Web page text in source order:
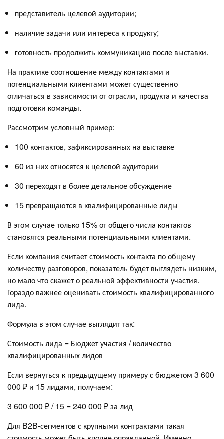
представитель целевой аудитории;
наличие задачи или интереса к продукту;
готовность продолжить коммуникацию после выставки.
На практике соотношение между контактами и
потенциальными клиентами может существенно
отличаться в зависимости от отрасли, продукта и качества
подготовки команды.
Рассмотрим условный пример:
100 контактов, зафиксированных на выставке
60 из них относятся к целевой аудитории
30 переходят в более детальное обсуждение
15 превращаются в квалифицированные лиды
В этом случае только 15% от общего числа контактов
становятся реальными потенциальными клиентами.
Если компания считает стоимость контакта по общему
количеству разговоров, показатель будет выглядеть низким,
но мало что скажет о реальной эффективности участия.
Гораздо важнее оценивать стоимость квалифицированного
лида.
Формула в этом случае выглядит так:
Стоимость лида = Бюджет участия / количество
квалифицированных лидов
Если вернуться к предыдущему примеру с бюджетом 3 600
000 ₽ и 15 лидами, получаем:
3 600 000 ₽ / 15 = 240 000 ₽ за лид
Для B2B-сегментов с крупными контрактами такая